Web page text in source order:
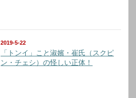
2019-5-22
「トンイ」こと淑嬪・崔氏（スクピ
ン・チェシ）の怪しい正体！